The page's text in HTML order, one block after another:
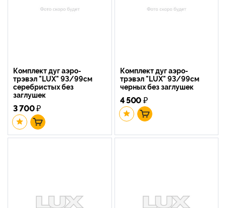
Комплект дуг аэро-
трэвэл "LUX" 93/99см
серебристых без
заглушек
3 700₽
Комплект дуг аэро-
трэвэл "LUX" 93/99см
черных без заглушек
4 500₽